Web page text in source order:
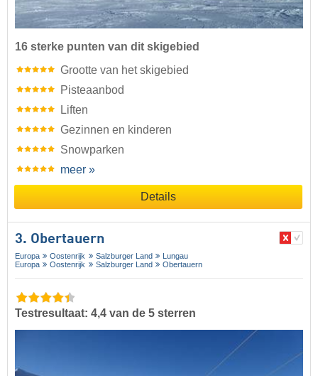
16 sterke punten van dit skigebied
Grootte van het skigebied
Pisteaanbod
Liften
Gezinnen en kinderen
Snowparken
meer »
Details
3. Obertauern
Europa Oostenrijk Salzburger Land
Lungau
Europa
Oostenrijk Salzburger Land Obertauern
Testresultaat: 4,4 van de 5 sterren